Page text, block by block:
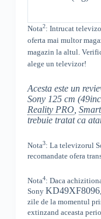
Nota2: Intrucat
oferta mai multor
magazin la altul.
alege un televizor!
Acesta este un
Sony 125 cm
Reality PRO,
trebuie tratat ca
Nota3: La televizorul
recomandate ofera
Nota4: Daca
Sony KD49XF8096,
zile de la momentul
extinzand aceasta